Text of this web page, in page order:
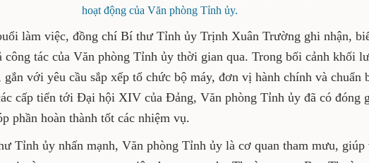
hoạt động của Văn phòng Tỉnh ủy.
làm việc, đồng chí Bí thư Tỉnh ủy Trịnh Xuân Trường ghi nhận,
công tác của Văn phòng Tỉnh ủy thời gian qua. Trong bối cảnh khối
với yêu cầu sắp xếp tổ chức bộ máy, đơn vị hành chính và chuẩn
cấp tiến tới Đại hội XIV của Đảng, Văn phòng Tỉnh ủy đã có đóng
phần hoàn thành tốt các nhiệm vụ.
Tỉnh ủy nhấn mạnh, Văn phòng Tỉnh ủy là cơ quan tham mưu, giúp